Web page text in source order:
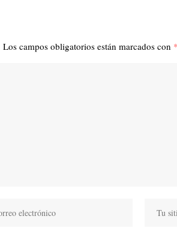
Los campos obligatorios están marcados con *